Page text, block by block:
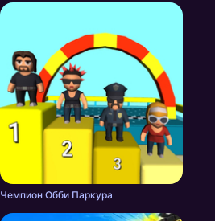
красочные флеш игры про
Чемпион Обби Паркура